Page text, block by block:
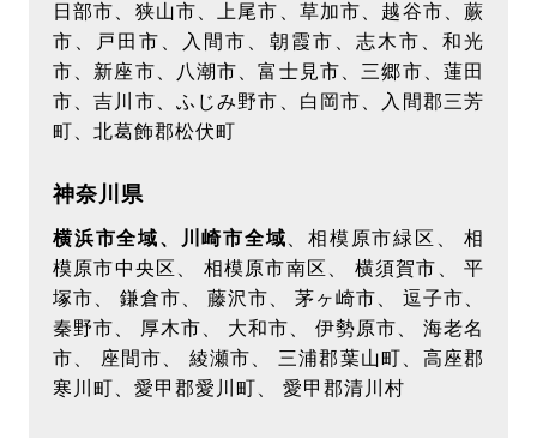
ーのサイト訪問履歴情報を採取するためCookieを
使用しています（ただし、個人を特定・識別でき
るような情報は一切含まれておりません）
広告配信事業者は 当該Cookieを使用して当ウェ
を配信します。この広告の無効化を希望されるユ
ーザーは 広告配信事業者のオプトアウトページに
アクセスして、Cookie の使用を無効にできま
す。ブラウザの変更、Cookieの削除及び新しい
PCへ変更等の場合には再度設定が必要となりま
す。
【第三者への開示について】
日部市、狭山市、上尾市、草加市、越谷市、蕨
市、戸田市、入間市、朝霞市、志木市、和光
市、新座市、八潮市、富士見市、三郷市、蓮田
市、吉川市、ふじみ野市、白岡市、入間郡三芳
町、北葛飾郡松伏町
神奈川県
横浜市全域、川崎市全域 、相模原市緑区、 相
模原市中央区、 相模原市南区、 横須賀市、 平
塚市、 鎌倉市、 藤沢市、 茅ヶ崎市、 逗子市、
秦野市、 厚木市、 大和市、 伊勢原市、 海老名
市、 座間市、 綾瀬市、 三浦郡葉山町、高座郡
寒川町、愛甲郡愛川町、 愛甲郡清川村